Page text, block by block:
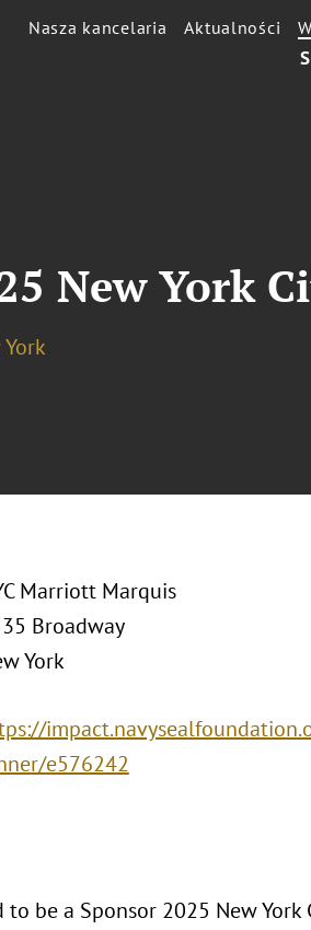
Nasza kancelaria Aktualności
New York
Marriott Marquis
Broadway
York
e576242
be a Sponsor 2025 New